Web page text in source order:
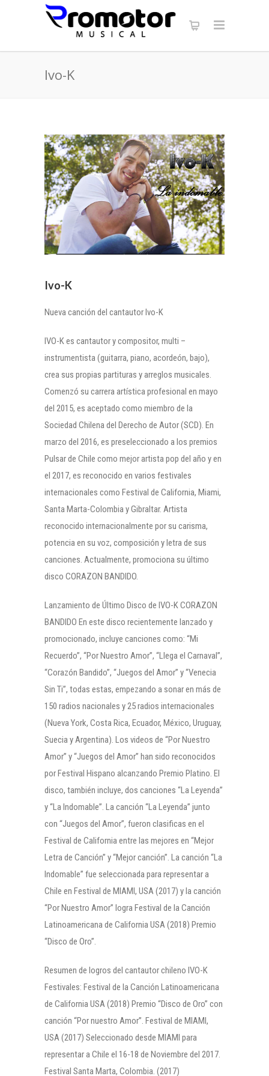
Ivo-K
Ivo-K
Nueva canción del cantautor Ivo-K
IVO-K es cantautor y compositor, multi –
instrumentista (guitarra, piano, acordeón, bajo),
crea sus propias partituras y arreglos musicales.
Comenzó su carrera artística profesional en mayo
del 2015, es aceptado como miembro de la
Sociedad Chilena del Derecho de Autor (SCD). En
marzo del 2016, es preseleccionado a los premios
Pulsar de Chile como mejor artista pop del año y en
el 2017, es reconocido en varios festivales
internacionales como Festival de California, Miami,
Santa Marta-Colombia y Gibraltar. Artista
reconocido internacionalmente por su carisma,
potencia en su voz, composición y letra de sus
canciones. Actualmente, promociona su último
disco CORAZON BANDIDO.
Lanzamiento de Último Disco de IVO-K CORAZON
BANDIDO En este disco recientemente lanzado y
promocionado, incluye canciones como: “Mi
Recuerdo”, “Por Nuestro Amor”, “Llega el Carnaval”,
“Corazón Bandido”, “Juegos del Amor” y “Venecia
Sin Ti”, todas estas, empezando a sonar en más de
150 radios nacionales y 25 radios internacionales
(Nueva York, Costa Rica, Ecuador, México, Uruguay,
Suecia y Argentina). Los videos de “Por Nuestro
Amor” y “Juegos del Amor” han sido reconocidos
por Festival Hispano alcanzando Premio Platino. El
disco, también incluye, dos canciones “La Leyenda”
y “La Indomable”. La canción “La Leyenda” junto
con “Juegos del Amor”, fueron clasificas en el
Festival de California entre las mejores en “Mejor
Letra de Canción” y “Mejor canción”. La canción “La
Indomable” fue seleccionada para representar a
Chile en Festival de MIAMI, USA (2017) y la canción
“Por Nuestro Amor” logra Festival de la Canción
Latinoamericana de California USA (2018) Premio
“Disco de Oro”.
Resumen de logros del cantautor chileno IVO-K
Festivales: Festival de la Canción Latinoamericana
de California USA (2018) Premio “Disco de Oro” con
canción “Por nuestro Amor”. Festival de MIAMI,
USA (2017) Seleccionado desde MIAMI para
representar a Chile el 16-18 de Noviembre del 2017.
Festival Santa Marta, Colombia. (2017)